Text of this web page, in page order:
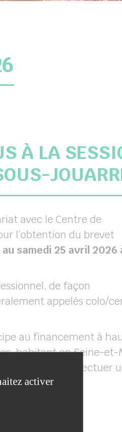
À LA
avec le Centre de
l’obtention du brevet
samedi 25 avril 2026
de façon
appelés colo/
au financement à
habitant en Seine-et-
vous devez effectuer
activer